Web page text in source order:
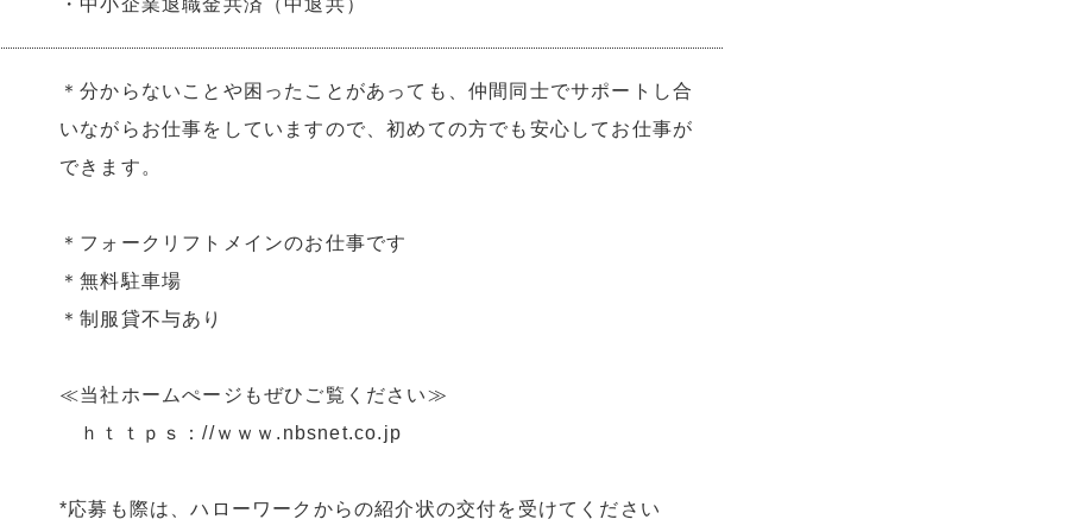
＊分からないことや困ったことがあっても、仲間同士でサポートし合
いながらお仕事をしていますので、初めての方でも安心してお仕事が
できます。
＊フォークリフトメインのお仕事です
＊無料駐車場
＊制服貸不与あり
≪当社ホームぺージもぜひご覧ください≫
ｈｔｔｐｓ：//ｗｗｗ.nbsnet.co.jp
*応募も際は、ハローワークからの紹介状の交付を受けてください